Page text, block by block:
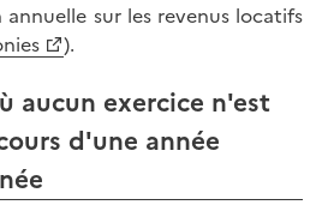
sur les revenus locatifs
).
aucun exercice n'est
d'une année